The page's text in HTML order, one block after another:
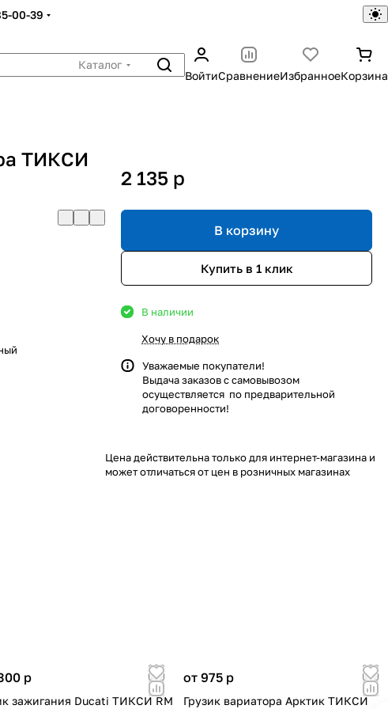
00-39
Каталог
ВойтиСравнениеИзбранноеКорзина
ТИКСИ
2 135 p
В корзину
Купить в 1 клик
В наличии
Хочу в подарок
Уважаемые покупатели!
Выдача заказов с самовывозом
осуществляется по предварительной
договоренности!
Цена действительна только для интернет-магазина и
может отличаться от цен в розничных магазинах
p
зажигания Ducati ТИКСИ RM
от 975 p
Грузик вариатора Арктик ТИКСИ